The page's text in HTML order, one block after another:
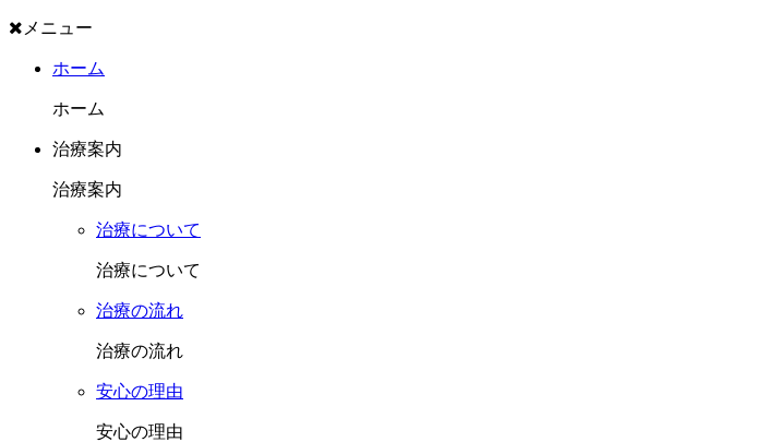
メニュー
ホーム
ホーム
治療案内
治療案内
治療について
治療について
治療の流れ
治療の流れ
安心の理由
安心の理由